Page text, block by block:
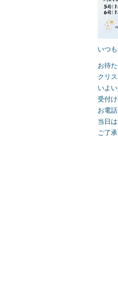
いつ
お待
クリ
いよ
受付
お電
当日
ご了